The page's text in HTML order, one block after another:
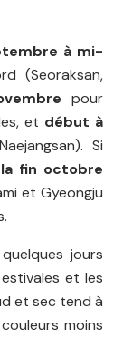
à mi-
(Seoraksan,
pour
et début à
Si
la fin octobre
et Gyeongju
jours
et les
et sec tend à
moins